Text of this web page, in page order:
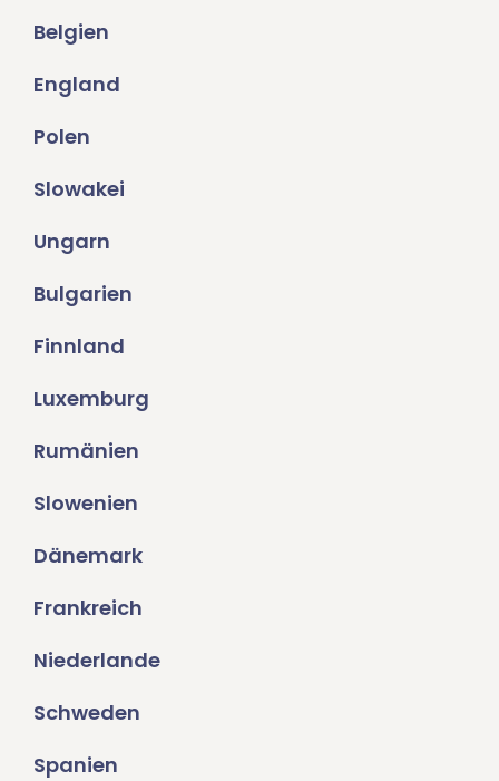
Belgien
England
Polen
Slowakei
Ungarn
Bulgarien
Finnland
Luxemburg
Rumänien
Slowenien
Dänemark
Frankreich
Niederlande
Schweden
Spanien